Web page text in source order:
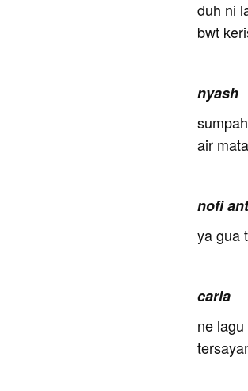
duh ni
bwt
nyash
air
nofi
ya gua
carla
ne